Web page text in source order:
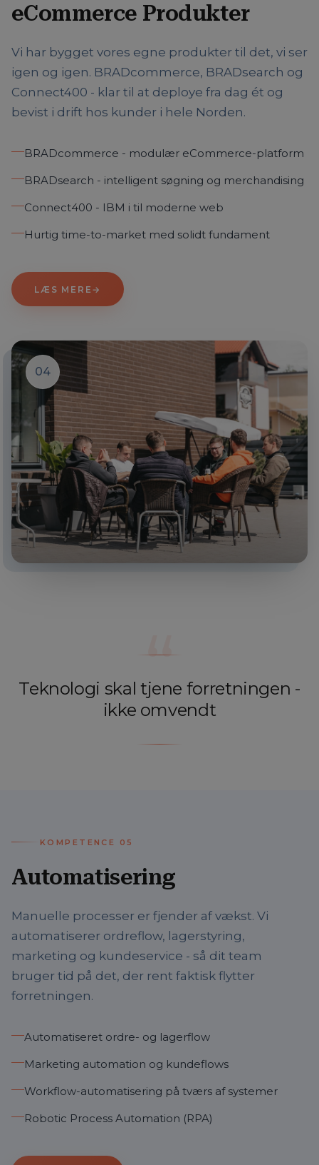
eCommerce Produkter
Vi har bygget vores egne produkter til det, vi ser
igen og igen. BRADcommerce, BRADsearch og
Connect400 - klar til at deploye fra dag ét og
bevist i drift hos kunder i hele Norden.
BRADcommerce - modulær eCommerce-platform
BRADsearch - intelligent søgning og merchandising
Connect400 - IBM i til moderne web
Hurtig time-to-market med solidt fundament
LÆS MERE →
04
“
Teknologi skal tjene forretningen -
ikke omvendt
KOMPETENCE 05
Automatisering
Manuelle processer er fjender af vækst. Vi
automatiserer ordreflow, lagerstyring,
marketing og kundeservice - så dit team
bruger tid på det, der rent faktisk flytter
forretningen.
Automatiseret ordre- og lagerflow
Marketing automation og kundeflows
Workflow-automatisering på tværs af systemer
Robotic Process Automation (RPA)